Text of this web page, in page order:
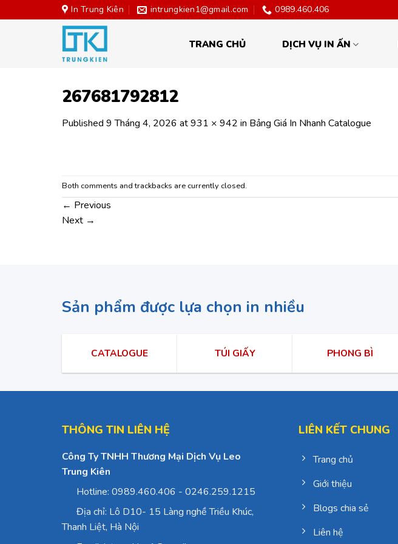
to
In Trung Kiên intrungkien1@gmail.com 0989.460.406
TRANG CHỦ DỊCH VỤ IN ẤN
267681792812
Published 9 Tháng 4, 2026 at931 × 942 in Bảng Giá In Nhanh Catalogue
Both comments and trackbacks are currently closed.
← Previous
Next →
Sản phẩm được lựa chọn in nhiều
CATALOGUE TÚI GIẤY PHONG BÌ
THÔNG TIN LIÊN HỆ
Công Ty TNHH Thương Mại Dịch Vụ Leo
Trung Kiên
Hotline: 0989.460.406 - 0246.259.1215
Địa chỉ: Lô D10- 15 Làng nghề Triều Khúc,
Thanh Liệt, Hà Nội
LIÊN KẾT CHUNG
Trang chủ
Giới thiệu
Blogs chia sẻ
Liên hệ